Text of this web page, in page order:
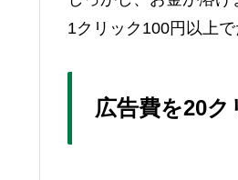
1クリック100円以上
広告費を20